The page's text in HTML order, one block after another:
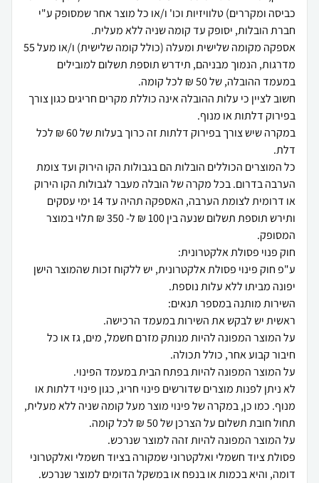
כביסה ומקררים) טלוויזיות וכו' ו/או כל מוצר אחר שמסופק ע"י
אספקה מקומה שלישית ומעלה (כולל קומה שלישית) ו/או מעל 55
מדרגות, הנמוך מבניהם, תידרש תוספת תשלום למובילים
חשוב לציין כי עלות ההובלה אינה כוללת מקרים חריגים כגון צורך
במקרה שיש צורך בפירוק דלתות זה כרוך בעלות של 60 ₪ לכל
כל המוצרים הכוללים הובלות הם בגבולות הקו הירוק ועד צומת
הערבה בדרום. בכל מקרה של הובלה מעבר לגבולות הקו הירוק
או דרומית לצומת הערבה, האספקה תהיה עד 14 ימי עסקים
ותירש תוספת תשלום שנעה בין 100 ₪ ל- 350 ₪ תלוי במוצר
ע"פ חוק פינוי פסולת אלקטרונית, יש ללקוח זכות שהמוצר הישן
על המוצר המפונה להיות מנותק מזרם חשמל, מים, גז או כל
לא ניתן לפנות מוצרים שדורשים פינוי חריג, כגון פינוי דלתות או
מנוף. כמו כן, במקרה של פינוי מוצר מעל קומה שניה ללא מעלית,
פסולת ציוד חשמלי ואלקטרוני שמקורה בציוד חשמלי ואלקטרוני